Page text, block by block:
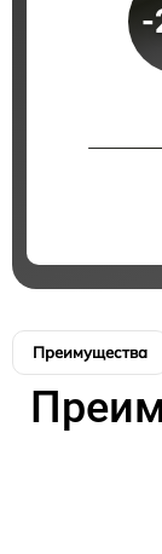
-
Преимущества